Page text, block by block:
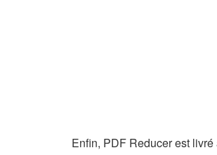
Enfin, PDF Reducer est